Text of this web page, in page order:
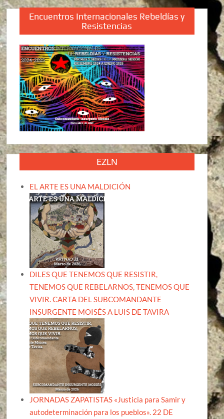
Encuentros Internacionales Rebeldías y
Resistencias
EZLN
EL ARTE ES UNA MALDICIÓN
DILES QUE TENEMOS QUE RESISTIR,
TENEMOS QUE REBELARNOS, TENEMOS QUE
VIVIR. CARTA DEL SUBCOMANDANTE
INSURGENTE MOISÉS A LUIS DE TAVIRA
JORNADAS ZAPATISTAS «Justicia para Samir y
autodeterminación para los pueblos». 22 DE